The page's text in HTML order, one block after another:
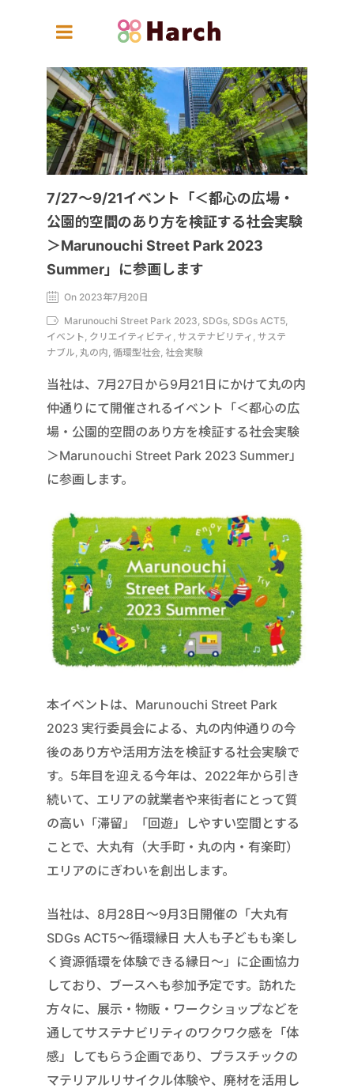
7/27～9/21イベント「＜都心の広場・
公園的空間のあり方を検証する社会実験
＞Marunouchi Street Park 2023
Summer」に参画します
On 2023年7月20日
Marunouchi Street Park 2023, SDGs, SDGs ACT5,
イベント, クリエイティビティ, サステナビリティ, サステ
ナブル, 丸の内, 循環型社会, 社会実験
当社は、7月27日から9月21日にかけて丸の内
仲通りにて開催されるイベント「＜都心の広
場・公園的空間のあり方を検証する社会実験
＞Marunouchi Street Park 2023 Summer」
に参画します。
本イベントは、Marunouchi Street Park
2023 実行委員会による、丸の内仲通りの今
後のあり方や活用方法を検証する社会実験で
す。5年目を迎える今年は、2022年から引き
続いて、エリアの就業者や来街者にとって質
の高い「滞留」「回遊」しやすい空間とする
ことで、大丸有（大手町・丸の内・有楽町）
エリアのにぎわいを創出します。
当社は、8月28日～9月3日開催の「大丸有
SDGs ACT5～循環縁日 大人も子どもも楽し
く資源循環を体験できる縁日〜」に企画協力
しており、ブースへも参加予定です。訪れた
方々に、展示・物販・ワークショップなどを
通してサステナビリティのワクワク感を「体
感」してもらう企画であり、プラスチックの
マテリアルリサイクル体験や、廃材を活用し